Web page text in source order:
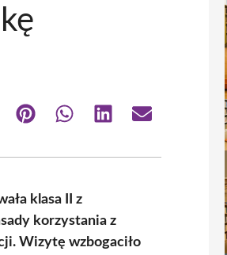
Share Share Share Share
klasa II z
korzystania z
Wizytę wzbogaciło